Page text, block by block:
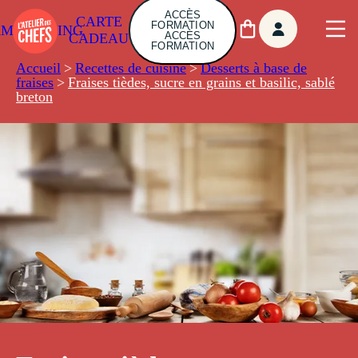
CARTE
CADEAU
ACCÈS
FORMATION
ACCÈS
FORMATION
Accueil > Recettes de cuisine > Desserts à base de
fraises > Fraises tièdes, sucre en grains et basilic, sablé
breton